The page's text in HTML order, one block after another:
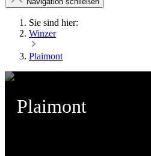
Sie sind hier:
Winzer
Plaimont
Plaimont